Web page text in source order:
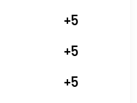
+5
+5
+5